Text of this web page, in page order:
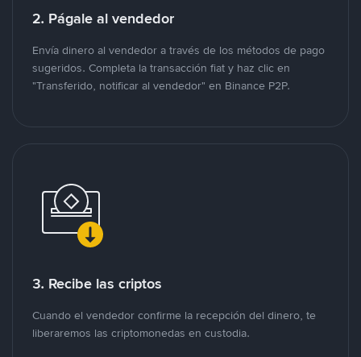
2. Págale al vendedor
Envía dinero al vendedor a través de los métodos de pago
sugeridos. Completa la transacción fiat y haz clic en
"Transferido, notificar al vendedor" en Binance P2P.
3. Recibe las criptos
Cuando el vendedor confirme la recepción del dinero, te
liberaremos las criptomonedas en custodia.